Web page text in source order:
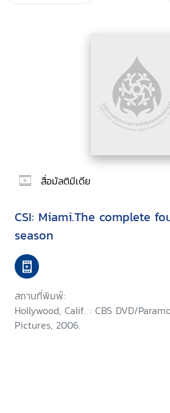
สื่อมัลติมีเดีย
CSI: Miami.The complete
season
สถานที่พิมพ์:
Hollywood, Calif. : CBS DVD/
Pictures, 2006.